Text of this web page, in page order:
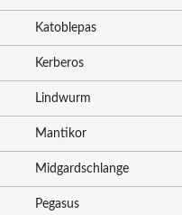
Katoblepas
Kerberos
Lindwurm
Mantikor
Midgardschlange
Pegasus